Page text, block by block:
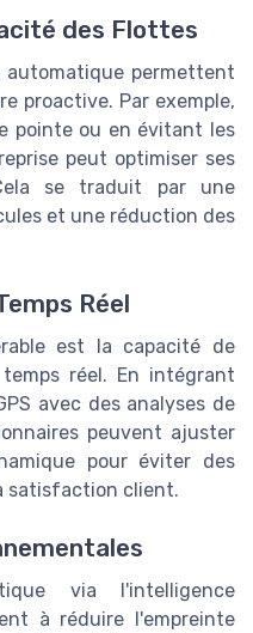
des Flottes
automatique permettent
proactive. Par exemple,
pointe ou en évitant les
peut optimiser ses
se traduit par une
et une réduction des
Réel
est la capacité de
réel. En intégrant
avec des analyses de
peuvent ajuster
pour éviter des
satisfaction client.
via l'intelligence
à réduire l'empreinte